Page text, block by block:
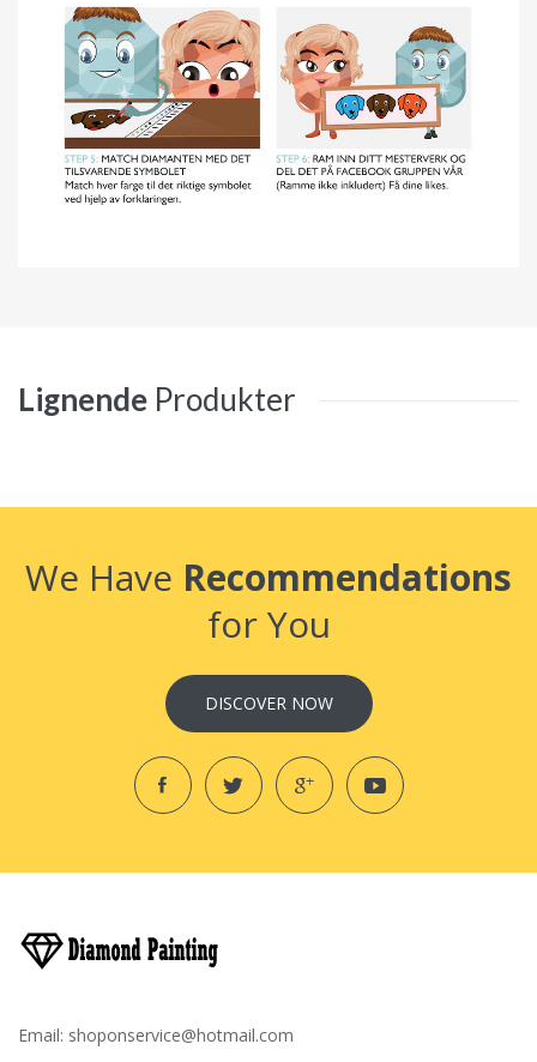
Lignende Produkter
We Have Recommendations
for You
DISCOVER NOW
Email: shoponservice@hotmail.com